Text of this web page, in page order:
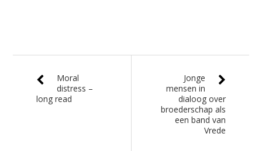
Moral
distress –
long read
Jonge
mensen in
dialoog over
broederschap als
een band van
Vrede